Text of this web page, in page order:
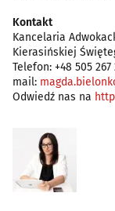
Kontakt
Kancelaria
Kierasińskiej
Telefon: +48 505 267
mail:
Odwiedź nas na